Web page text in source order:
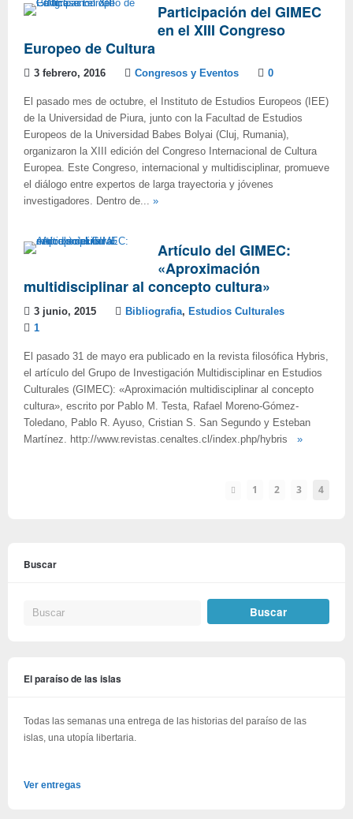
Participación del GIMEC
en el XIII Congreso
Europeo de Cultura
3 febrero, 2016 Congresos y Eventos 0
El pasado mes de octubre, el Instituto de Estudios Europeos (IEE)
de la Universidad de Piura, junto con la Facultad de Estudios
Europeos de la Universidad Babes Bolyai (Cluj, Rumania),
organizaron la XIII edición del Congreso Internacional de Cultura
Europea. Este Congreso, internacional y multidisciplinar, promueve
el diálogo entre expertos de larga trayectoria y jóvenes
investigadores. Dentro de... »
Artículo del GIMEC:
«Aproximación
multidisciplinar al concepto cultura»
3 junio, 2015 Bibliografia, Estudios Culturales
1
El pasado 31 de mayo era publicado en la revista filosófica Hybris,
el artículo del Grupo de Investigación Multidisciplinar en Estudios
Culturales (GIMEC): «Aproximación multidisciplinar al concepto
cultura», escrito por Pablo M. Testa, Rafael Moreno-Gómez-
Toledano, Pablo R. Ayuso, Cristian S. San Segundo y Esteban
Martínez. http://www.revistas.cenaltes.cl/index.php/hybris »
1 2 3 4
Buscar
El paraíso de las islas
Todas las semanas una entrega de las historias del paraíso de las
islas, una utopía libertaria.
Ver entregas